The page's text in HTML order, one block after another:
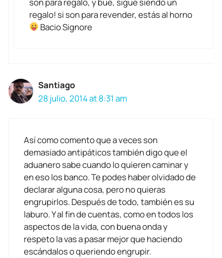
regalo! si son para revender, estás al horno
Bacio Signore
Santiago
28 julio, 2014 at 8:31 am
Así como comento que a veces son
demasiado antipáticos también digo que el
aduanero sabe cuando lo quieren caminar y
en eso los banco. Te podes haber olvidado de
declarar alguna cosa, pero no quieras
engrupirlos. Después de todo, también es su
laburo. Y al fin de cuentas, como en todos los
aspectos de la vida, con buena onda y
respeto la vas a pasar mejor que haciendo
escándalos o queriendo engrupir.